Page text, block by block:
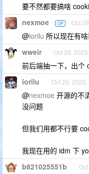
要不然都要搞啥
nexmoe OP Oct
@iorilu 所以现在有
wweir Oct 29, 2025
前后端抽一下，出个
iorilu Oct 29, 2025
@nexmoe 开源的不
没问题
但我们用都不行要
我现在用的 idm 下
b821025551b